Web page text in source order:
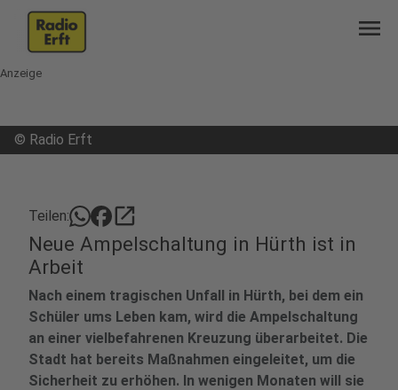
menu
Anzeige
© Radio Erft
Teilen: open_in_new
Neue Ampelschaltung in Hürth ist in
Arbeit
Nach einem tragischen Unfall in Hürth, bei dem ein
Schüler ums Leben kam, wird die Ampelschaltung
an einer vielbefahrenen Kreuzung überarbeitet. Die
Stadt hat bereits Maßnahmen eingeleitet, um die
Sicherheit zu erhöhen. In wenigen Monaten will sie